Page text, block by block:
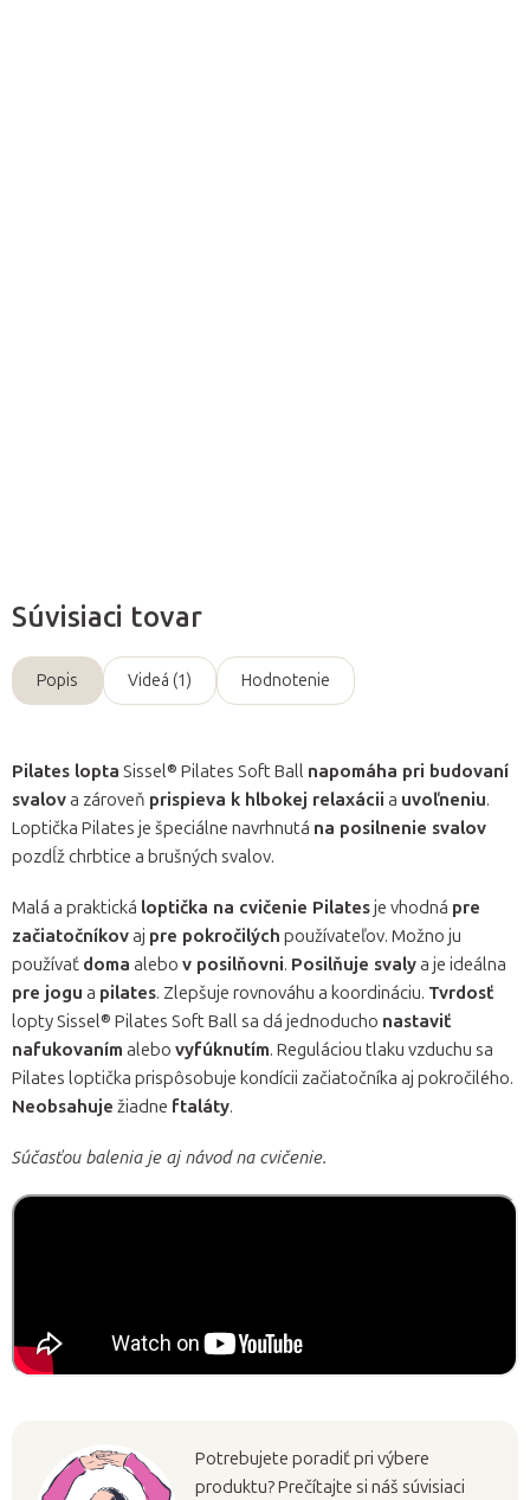
Súvisiaci tovar
Popis Videá (1) Hodnotenie
Pilates lopta Sissel® Pilates Soft Ball napomáha pri budovaní
svalova zároveň prispieva k hlbokej relaxácii a uvoľneniu.
Loptička Pilates je špeciálne navrhnutá na posilnenie svalov
pozdĺž chrbtice a brušných svalov.
Malá a praktická loptička na cvičenie Pilatesje vhodná pre
začiatočníkovaj pre pokročilých používateľov. Možno ju
používať doma alebo v posilňovni. Posilňuje svalya je ideálna
pre jogu a pilates. Zlepšuje rovnováhu a koordináciu. Tvrdosť
lopty Sissel® Pilates Soft Ball sa dá jednoducho nastaviť
nafukovaním alebo vyfúknutím. Reguláciou tlaku vzduchu sa
Pilates loptička prispôsobuje kondícii začiatočníka aj pokročilého.
Neobsahuje žiadne ftaláty.
Súčasťou balenia je aj návod na cvičenie.
Potrebujete poradiť pri výbere
produktu? Prečítajte si náš súvisiaci